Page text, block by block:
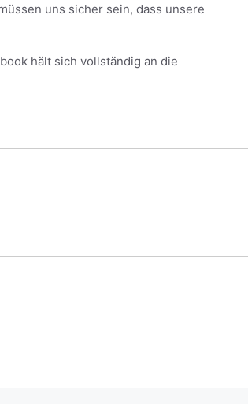
uns sicher sein, dass unsere
hält sich vollständig an die